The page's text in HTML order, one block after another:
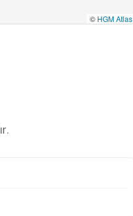
© HGM Atlas